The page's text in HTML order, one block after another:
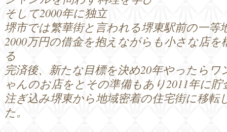
そして2000年に独立
堺市では繁華街と言われる堺東駅前の一等
2000万円の借金を抱えながらも小さな店を
る
完済後、新たな目標を決め20年やったらワ
ゃんのお店をとその準備もあり2011年に貯
注ぎ込み堺東から地域密着の住宅街に移転
た。